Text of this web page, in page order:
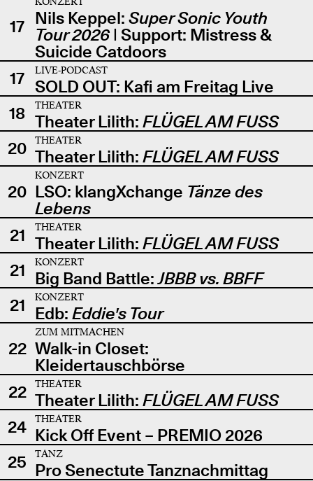
17 Nils Keppel: Super Sonic Youth
Tour 2026| Support: Mistress &
Suicide Catdoors
17
LIVE-PODCAST
SOLD OUT: Kafi am Freitag Live
18
THEATER
Theater Lilith: FLÜGEL AM FUSS
20
THEATER
Theater Lilith: FLÜGEL AM FUSS
20
KONZERT
LSO: klangXchange Tänze des
Lebens
21
THEATER
Theater Lilith: FLÜGEL AM FUSS
21
KONZERT
Big Band Battle:JBBB vs. BBFF
21
KONZERT
Edb: Eddie's Tour
22
ZUM MITMACHEN
Walk-in Closet:
Kleidertauschbörse
22
THEATER
Theater Lilith: FLÜGEL AM FUSS
24
THEATER
Kick Off Event – PREMIO 2026
25
TANZ
Pro Senectute Tanznachmittag